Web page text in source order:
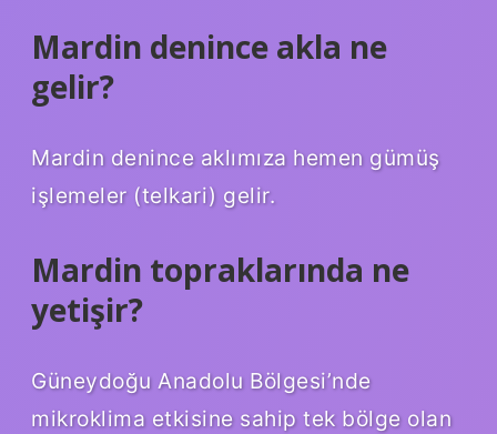
Mardin denince akla ne
gelir?
Mardin denince aklımıza hemen gümüş
işlemeler (telkari) gelir.
Mardin topraklarında ne
yetişir?
Güneydoğu Anadolu Bölgesi’nde
mikroklima etkisine sahip tek bölge olan